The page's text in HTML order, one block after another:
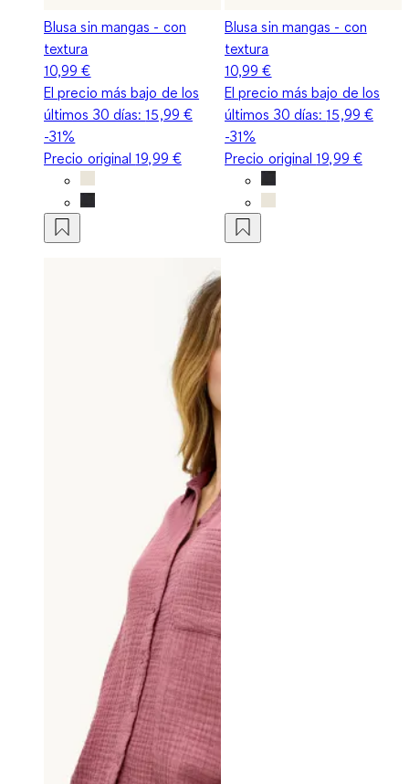
Blusa sin mangas - con
textura
10,99 €
El precio más bajo de los
últimos 30 días:15,99 €
-31%
Precio original19,99 €
Blusa sin mangas - con
textura
10,99 €
El precio más bajo de los
últimos 30 días:15,99 €
-31%
Precio original19,99 €